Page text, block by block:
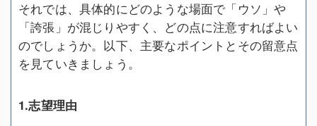
それでは、具体的にどのような場面で「ウソ」や
「誇張」が混じりやすく、どの点に注意すればよい
のでしょうか。以下、主要なポイントとその留意点
を見ていきましょう。
1.志望理由